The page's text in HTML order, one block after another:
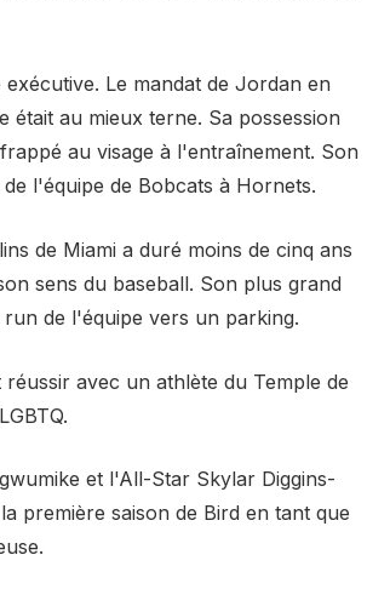
Le mandat de Jordan en
au mieux terne. Sa possession
au visage à l'entraînement. Son
l'équipe de Bobcats à Hornets.
de Miami a duré moins de cinq ans
sens du baseball. Son plus grand
de l'équipe vers un parking.
avec un athlète du Temple de
et l'All-Star Skylar Diggins-
première saison de Bird en tant que